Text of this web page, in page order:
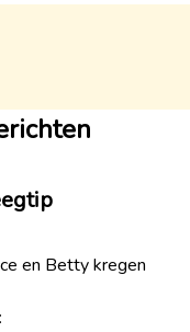
en Betty kregen